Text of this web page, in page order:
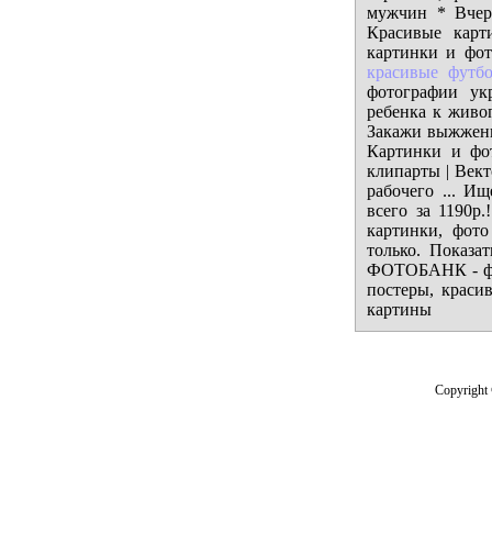
мужчин *
Красивые
картинки и
красивые
фотографии
ребенка к
Закажи
Картинки и
клипарты |
рабочего ...
всего за
картинки,
только.
ФОТОБАНК -
постеры,
картины
Copyright